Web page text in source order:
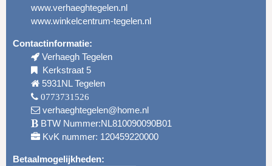
www.verhaeghtegelen.nl
www.winkelcentrum-tegelen.nl
Contactinformatie:
Verhaegh Tegelen
Kerkstraat 5
5931NL Tegelen
0773731526
verhaeghtegelen@home.nl
BTW Nummer:NL810090090B01
KvK nummer: 120459220000
Betaalmogelijkheden: